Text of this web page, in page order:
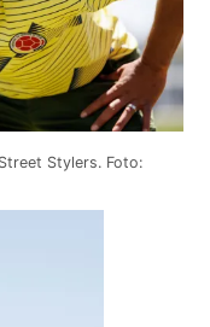
Stylers. Foto: